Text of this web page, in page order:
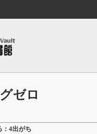
ゼロ
：4出がち